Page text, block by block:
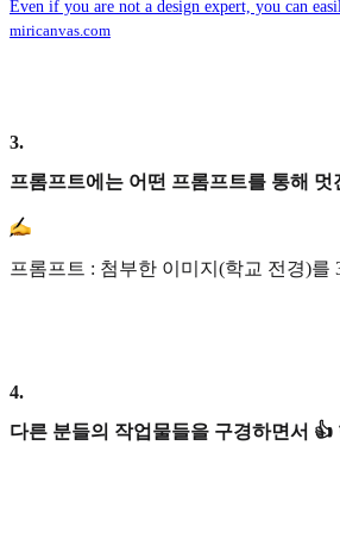
Even if you are not a design expert, you can
miricanvas.com
3.
프롬프트에는 어떤 프롬프트를 통해
프롬프트 : 첨부한 이미지(학교 전경)
4.
다른 분들의 작업물들을 구경하면서